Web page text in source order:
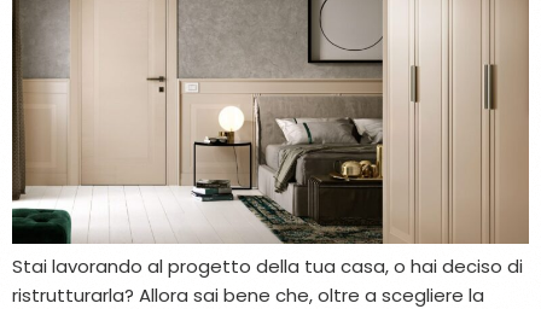
Stai lavorando al progetto della tua casa, o hai deciso di
ristrutturarla? Allora sai bene che, oltre a scegliere la